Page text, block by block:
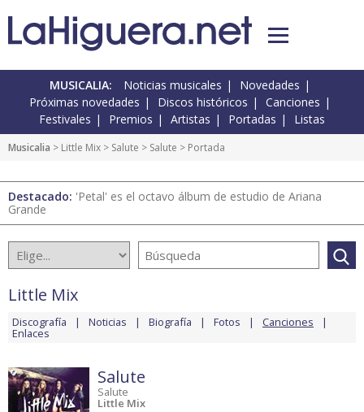
MUSICALIA: Noticias musicales
Novedades
Próximas novedades
Discos históricos
Canciones
Festivales
Premios Artistas Portadas Listas
Musicalia > Little Mix > Salute > Salute > Portada
Destacado: 'Petal' es el octavo álbum de estudio de Ariana
Grande
Little Mix
Discografía Noticias Biografía Fotos Canciones
Enlaces
Salute
Salute
Little Mix